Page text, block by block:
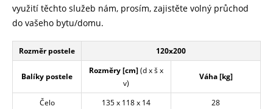
využití těchto služeb nám, prosím, zajistěte volný průchod
do vašeho bytu/domu.
Rozměr postele 120x200
Balíky postele
Rozměry [cm](d x š x
v)
Váha [kg]
Čelo 135 x 118 x 14
28